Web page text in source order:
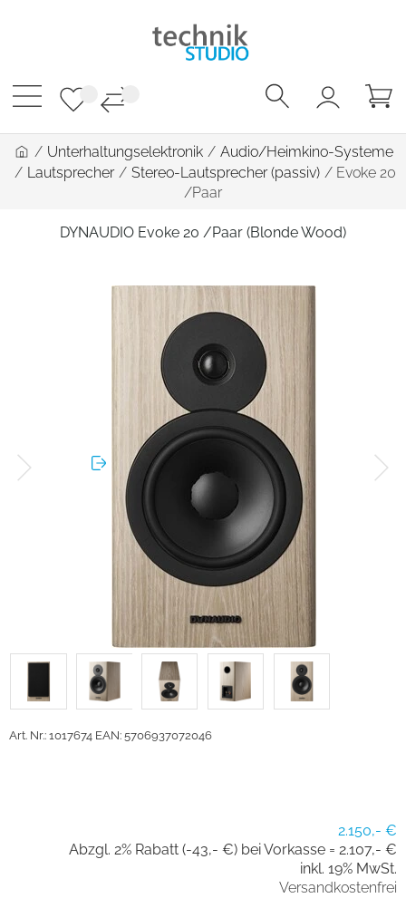
/ Unterhaltungselektronik / Audio/Heimkino-Systeme
/ Lautsprecher/ Stereo-Lautsprecher (passiv) / Evoke 20
/Paar
DYNAUDIO Evoke 20 /Paar (Blonde Wood)
Art. Nr.: 1017674 EAN: 5706937072046
2.150,- €
Abzgl. 2% Rabatt (-43,- €) bei Vorkasse = 2.107,- €
inkl. 19% MwSt.
Versandkostenfrei